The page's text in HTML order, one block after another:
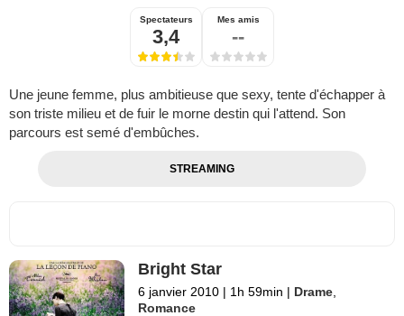
Spectateurs
3,4
Mes amis
--
Une jeune femme, plus ambitieuse que sexy, tente d'échapper à
son triste milieu et de fuir le morne destin qui l'attend. Son
parcours est semé d'embûches.
STREAMING
Bright Star
6 janvier 2010 | 1h 59min | Drame
Romance